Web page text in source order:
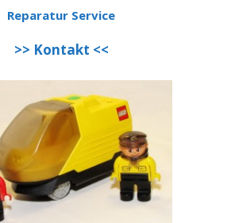
Reparatur Service
>> Kontakt <<